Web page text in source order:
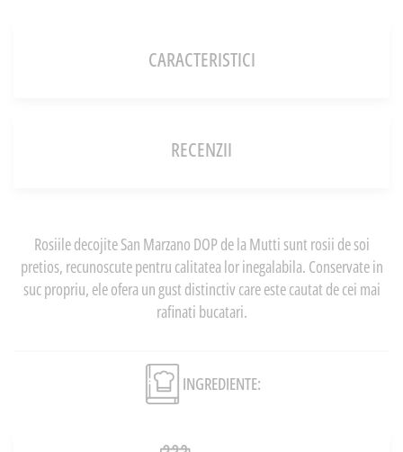
CARACTERISTICI
RECENZII
Rosiile decojite San Marzano DOP de la Mutti sunt rosii de soi
pretios, recunoscute pentru calitatea lor inegalabila. Conservate in
suc propriu, ele ofera un gust distinctiv care este cautat de cei mai
rafinati bucatari.
INGREDIENTE: